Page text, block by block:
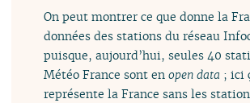
On peut montrer ce que donne la
données des stations du réseau
puisque, aujourd’hui, seules 40
Météo France sont enopen data ; ici
représente la France sans les